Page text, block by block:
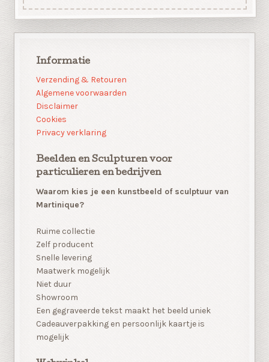
Informatie
Verzending & Retouren
Algemene voorwaarden
Disclaimer
Cookies
Privacy verklaring
Beelden en Sculpturen voor
particulieren en bedrijven
Waarom kies je een kunstbeeld of sculptuur van
Martinique?
Ruime collectie
Zelf producent
Snelle levering
Maatwerk mogelijk
Niet duur
Showroom
Een gegraveerde tekst maakt het beeld uniek
Cadeauverpakking en persoonlijk kaartje is
mogelijk